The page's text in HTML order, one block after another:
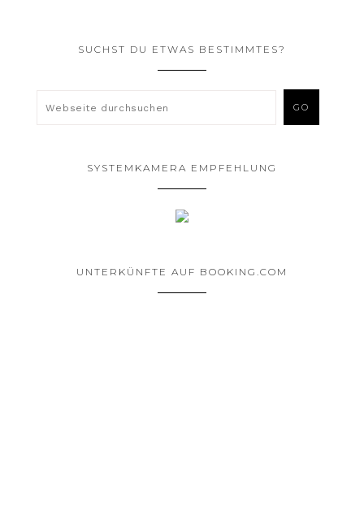
SUCHST DU ETWAS BESTIMMTES?
SYSTEMKAMERA EMPFEHLUNG
UNTERKÜNFTE AUF BOOKING.COM